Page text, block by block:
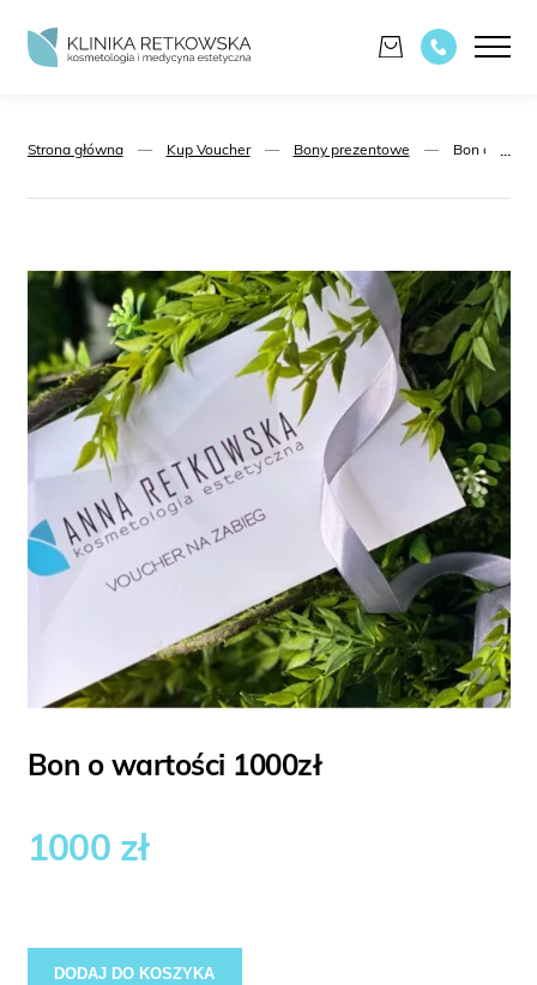
Strona główna — Kup Voucher — Bony prezentowe — Bon o ...
Bon o wartości 1000zł
1000 zł
DODAJ DO KOSZYKA